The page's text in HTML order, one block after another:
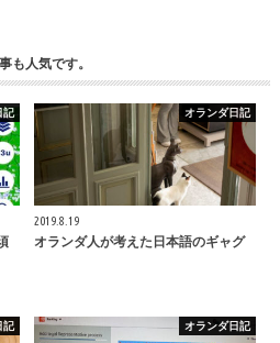
も人気です。
記 オランダ日記
2019.8.19
オランダ人が考えた日本語のギャグ
記 オランダ日記